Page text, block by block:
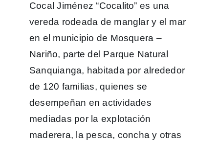
Cocal Jiménez “Cocalito” es una
vereda rodeada de manglar y el mar
en el municipio de Mosquera –
Nariño, parte del Parque Natural
Sanquianga, habitada por alrededor
de 120 familias, quienes se
desempeñan en actividades
mediadas por la explotación
maderera, la pesca, concha y otras